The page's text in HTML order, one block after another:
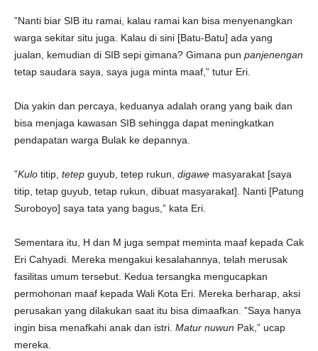
”Nanti biar SIB itu ramai, kalau ramai kan bisa menyenangkan
warga sekitar situ juga. Kalau di sini [Batu-Batu] ada yang
jualan, kemudian di SIB sepi gimana? Gimana pun panjenengan
tetap saudara saya, saya juga minta maaf,” tutur Eri.
Dia yakin dan percaya, keduanya adalah orang yang baik dan
bisa menjaga kawasan SIB sehingga dapat meningkatkan
pendapatan warga Bulak ke depannya.
”Kulo titip, tetep guyub, tetep rukun, digawe masyarakat [saya
titip, tetap guyub, tetap rukun, dibuat masyarakat]. Nanti [Patung
Suroboyo] saya tata yang bagus,” kata Eri.
Sementara itu, H dan M juga sempat meminta maaf kepada Cak
Eri Cahyadi. Mereka mengakui kesalahannya, telah merusak
fasilitas umum tersebut. Kedua tersangka mengucapkan
permohonan maaf kepada Wali Kota Eri. Mereka berharap, aksi
perusakan yang dilakukan saat itu bisa dimaafkan. ”Saya hanya
ingin bisa menafkahi anak dan istri. Matur nuwun Pak,” ucap
mereka.